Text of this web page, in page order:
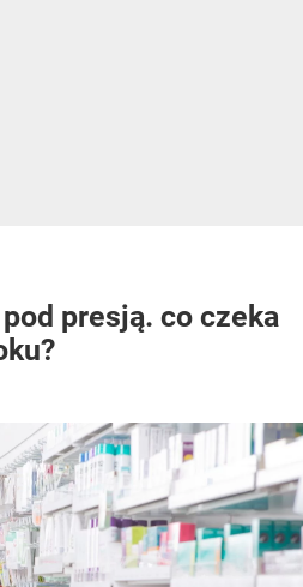
presją. co czeka